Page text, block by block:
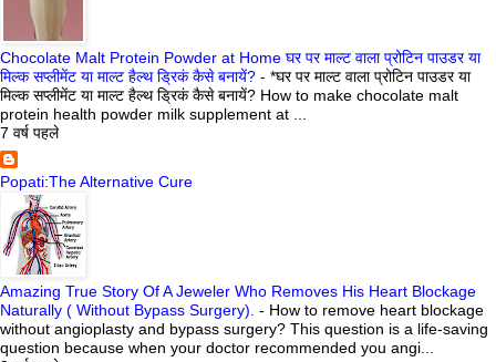
Chocolate Malt Protein Powder at Home घर पर माल्ट वाला प्रोटिन पाउडर या
मिल्क सप्लीमेंट या माल्ट हैल्थ ड्रिकं कैसे बनायें? - *घर पर माल्ट वाला प्रोटिन पाउडर या
मिल्क सप्लीमेंट या माल्ट हैल्थ ड्रिकं कैसे बनायें? How to make chocolate malt
protein health powder milk supplement at ...
7 वर्ष पहले
Popati:The Alternative Cure
Amazing True Story Of A Jeweler Who Removes His Heart Blockage
Naturally ( Without Bypass Surgery). - How to remove heart blockage
without angioplasty and bypass surgery? This question is a life-saving
question because when your doctor recommended you angi...